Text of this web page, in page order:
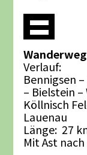
Verlauf:
Bennigsen
– Bielstein
Köllnisch
Lauenau
Länge: 27
Mit Ast